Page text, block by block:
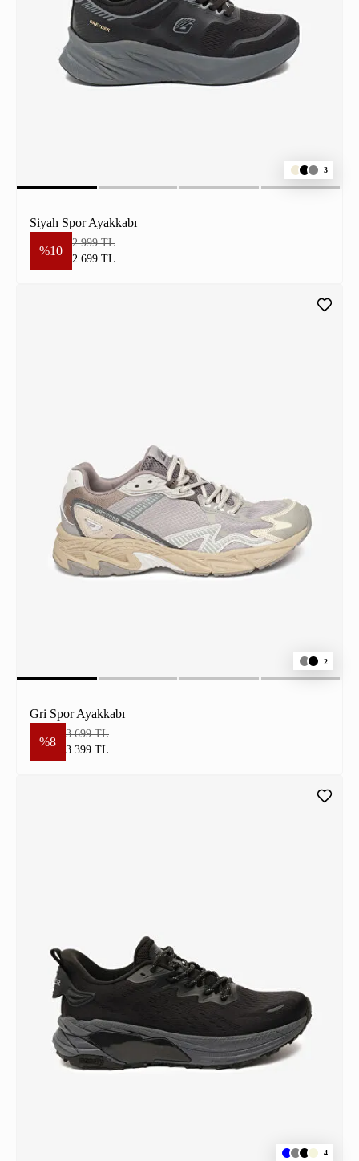
3
Siyah Spor Ayakkabı
%10
2.999 TL
2.699 TL
2
Gri Spor Ayakkabı
%8
3.699 TL
3.399 TL
4